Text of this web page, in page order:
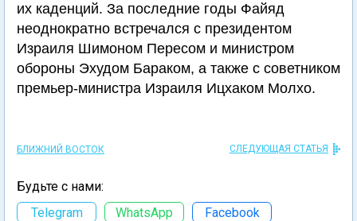
их каденций. За последние годы Файяд
неоднократно встречался с президентом
Израиля Шимоном Пересом и министром
обороны Эхудом Бараком, а также с советником
премьер-министра Израиля Ицхаком Молхо.
БЛИЖНИЙ ВОСТОК СЛЕДУЮЩАЯ СТАТЬЯ
Будьте с нами:
Telegram
WhatsApp Facebook